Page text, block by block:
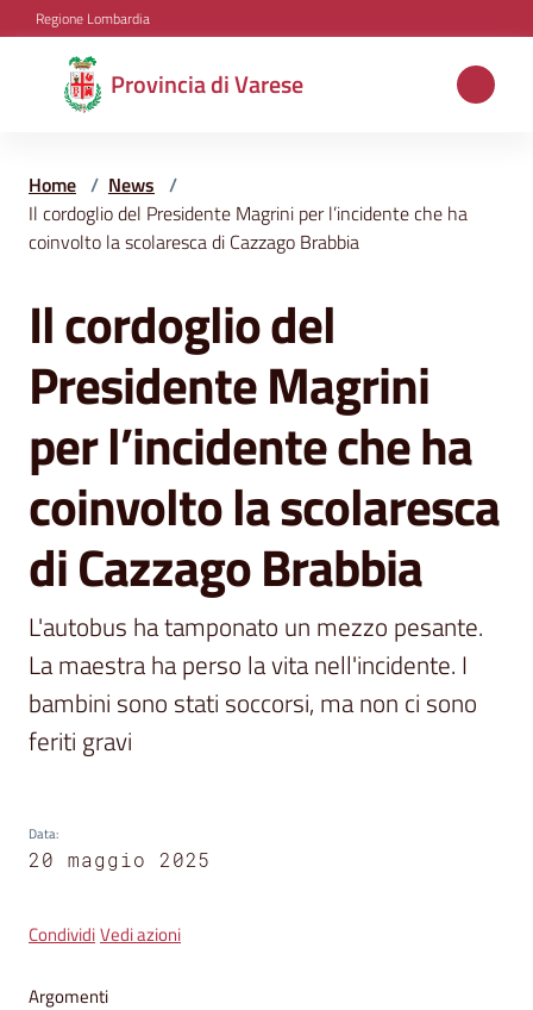
Vai al contenuto
Vai alla navigazione
Vai al footer
Regione Lombardia
Provincia di Varese
Provincia
di
Aree
Amministrazione
Servizi
e
segnalazioni
Menu selezionato
Eventi
Home / News /
Il cordoglio del Presidente Magrini per l’incidente che ha
coinvolto la scolaresca di Cazzago Brabbia
Salta al contenuto
Il cordoglio del
Presidente Magrini
per l’incidente che ha
coinvolto la scolaresca
di Cazzago Brabbia
L'autobus ha tamponato un mezzo pesante.
La maestra ha perso la vita nell'incidente. I
bambini sono stati soccorsi, ma non ci sono
feriti gravi
Data:
20 maggio 2025
CondividiVedi azioni
Argomenti